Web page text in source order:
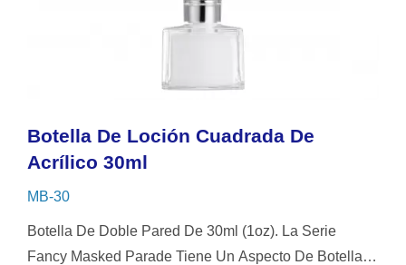
Botella De Loción Cuadrada De
Acrílico 30ml
MB-30
Botella De Doble Pared De 30ml (1oz). La Serie
Fancy Masked Parade Tiene Un Aspecto De Botella